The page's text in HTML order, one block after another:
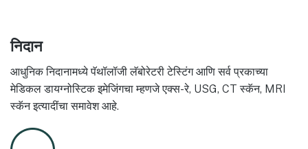
निदान
आधुनिक निदानामध्ये पॅथॉलॉजी लॅबोरेटरी टेस्टिंग आणि सर्व प्रकाच्या
मेडिकल डायग्नोस्टिक इमेजिंगचा म्हणजे एक्स-रे, USG, CT स्कॅन, MRI
स्कॅन इत्यादींचा समावेश आहे.